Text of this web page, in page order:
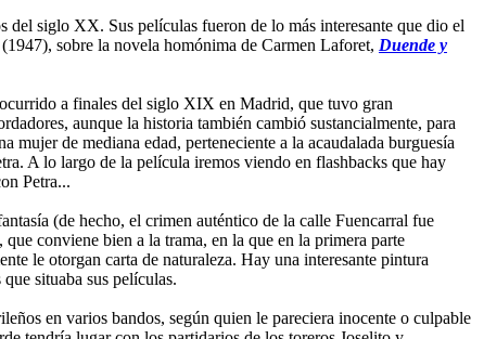
del siglo XX. Sus películas fueron de lo más interesante que dio el
(1947), sobre la novela homónima de Carmen Laforet, Duende y
a finales del siglo XIX en Madrid, que tuvo gran
aunque la historia también cambió sustancialmente, para
de mediana edad, perteneciente a la acaudalada burguesía
A lo largo de la película iremos viendo en flashbacks que hay
Petra...
(de hecho, el crimen auténtico de la calle Fuencarral fue
conviene bien a la trama, en la que en la primera parte
le otorgan carta de naturaleza. Hay una interesante pintura
situaba sus películas.
en varios bandos, según quien le pareciera inocente o culpable